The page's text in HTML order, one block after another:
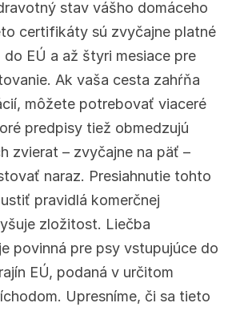
stav vášho domáceho
certifikáty sú zvyčajne platné
do EÚ a až štyri mesiace pre
Ak vaša cesta zahŕňa
môžete potrebovať viaceré
predpisy tiež obmedzujú
zvierat – zvyčajne na päť –
naraz. Presiahnutie tohto
pravidlá komerčnej
zložitost. Liečba
povinná pre psy vstupujúce do
EÚ, podaná v určitom
Upresníme, či sa tieto